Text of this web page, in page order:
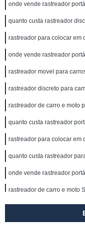
onde vende rastreador
quanto custa rastreador
rastreador para colocar em
onde vende rastreador
rastreador movel para
rastreador discreto para
rastreador de carro e moto
quanto custa rastreador
rastreador para colocar em
quanto custa rastreador
onde vende rastreador
rastreador de carro e moto
onde vende rastreador